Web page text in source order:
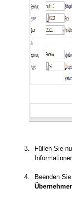
bearbeiten
3.
Füllen Sie
4.
Beenden